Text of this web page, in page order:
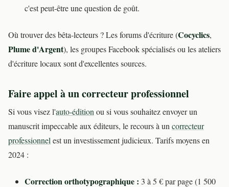
c'est peut-être une question de goût.
Où trouver des bêta-lecteurs ? Les forums d'écriture (Cocyclics,
Plume d'Argent), les groupes Facebook spécialisés ou les ateliers
d'écriture locaux sont d'excellentes sources.
Faire appel à un correcteur professionnel
Si vous visez l'auto-éditionou si vous souhaitez envoyer un
manuscrit impeccable aux éditeurs, le recours à uncorrecteur
professionnelest un investissement judicieux. Tarifs moyens en
2024 :
Correction orthotypographique : 3 à 5 € par page (1 500